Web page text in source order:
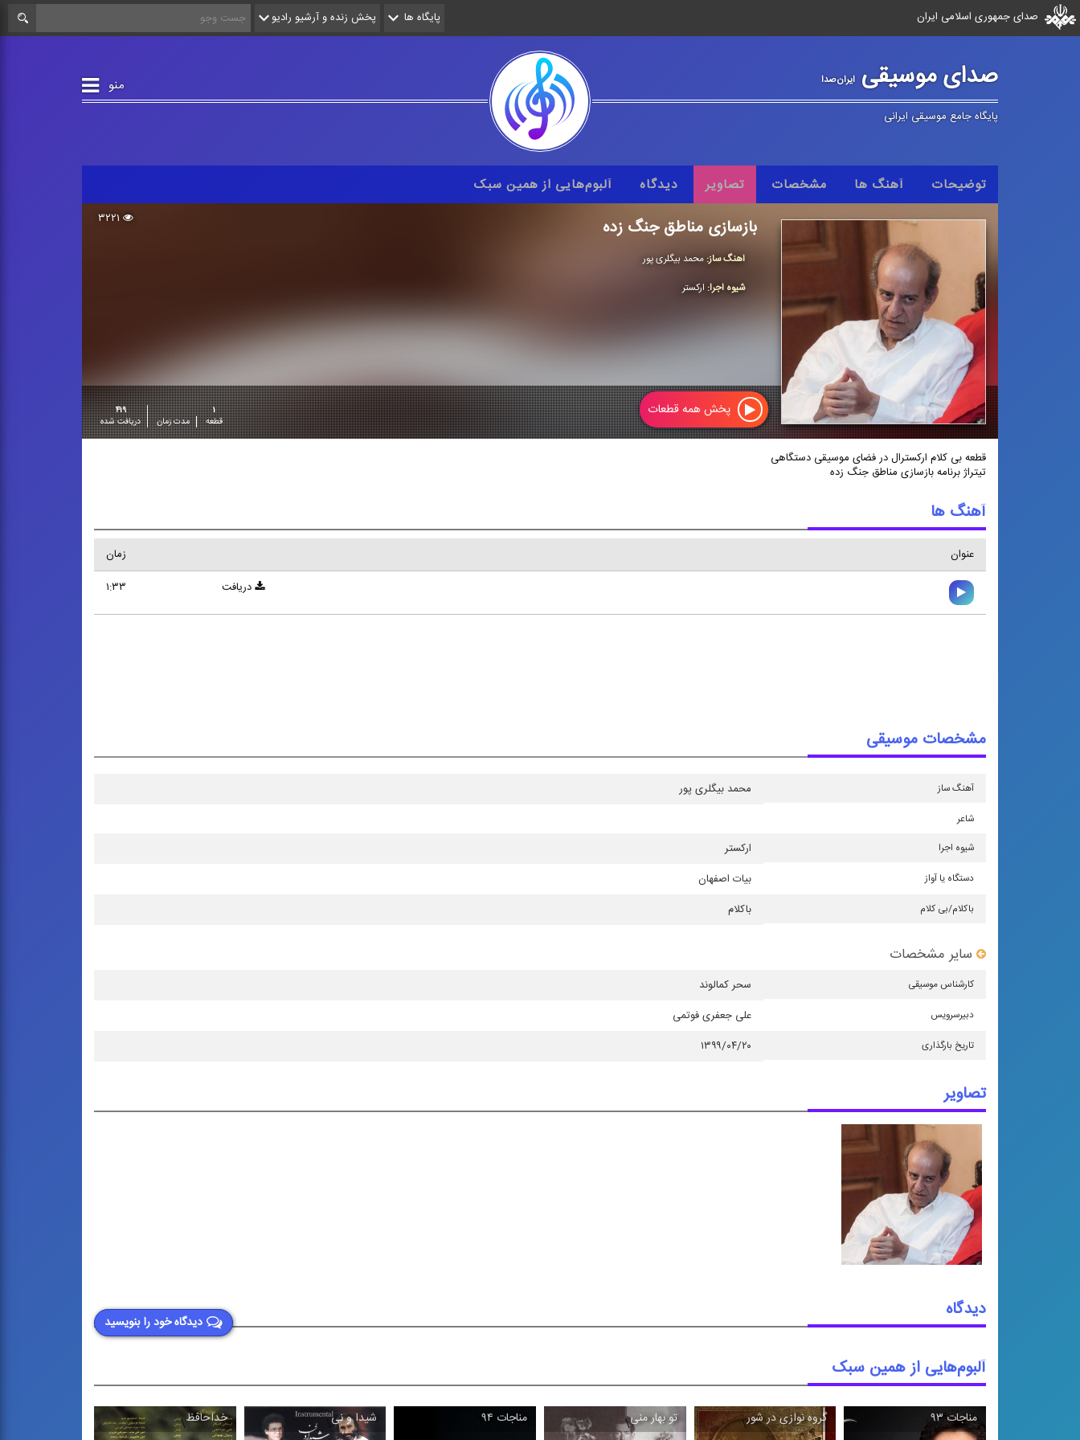
صدای جمهوری اسلامی ایران پایگاه ها پخش زنده و آرشیو رادیو
صدای موسیقیایران‌صدا منو
پایگاه جامع موسیقی ایرانی
توضیحات آهنگ ها مشخصات تصاویر دیدگاه آلبوم‌هایی از همین سبک
۳۲۲۱ بازسازی مناطق جنگ زده
آهنگ ساز: محمد بیگلری پور
شیوه اجرا: اركستر
۱
قطعه
مدت زمان
۴۱۹
دریافت شده
پخش همه قطعات
قطعه بی کلام ارکسترال در فضای موسیقی دستگاهی
تیتراژ برنامه بازسازی مناطق جنگ زده
آهنگ ها
عنوان
زمان
۱:۳۳
دریافت
مشخصات موسیقی
آهنگ ساز محمد بیگلری پور
شاعر
شیوه اجرا
اركستر
دستگاه یا آواز بیات اصفهان
باكلام/بی كلام باکلام
سایر مشخصات
كارشناس موسیقی سحر کمالوند
دبیرسرویس علی جعفری فوتمی
تاریخ بارگذاری ۱۳۹۹/۰۴/۲۰
تصاویر
دیدگاه خود را بنویسید
دیدگاه
آلبوم‌هایی از همین سبک
مناجات ۹۳ گروه نوازی در شور\ تو بهار منی\ مناجات ۹۴ شیدا و نی خداحافظ\